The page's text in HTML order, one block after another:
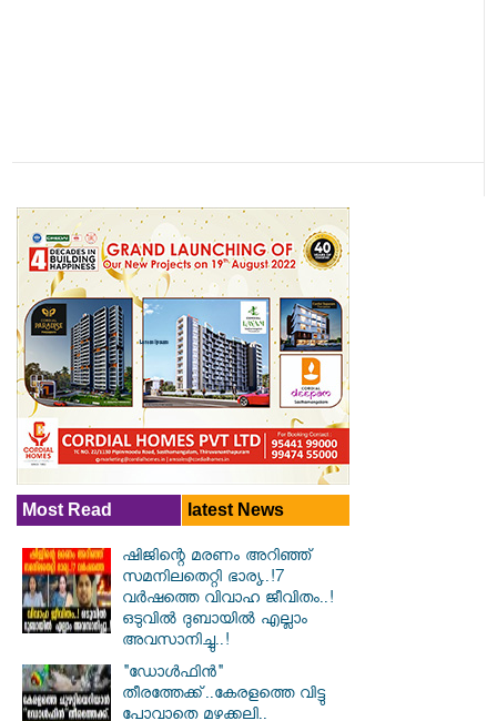
Most Read latest News
ഷിജിന്റെ മരണം അറിഞ്ഞ്
സമനിലതെറ്റി ഭാര്യ..!7
വർഷത്തെ വിവാഹ ജീവിതം..!
ഒടുവിൽ ദുബായിൽ എല്ലാം
അവസാനിച്ചു..!
"ഡോൾഫിൻ"
തീരത്തേക്ക്..കേരളത്തെ വിട്ടു